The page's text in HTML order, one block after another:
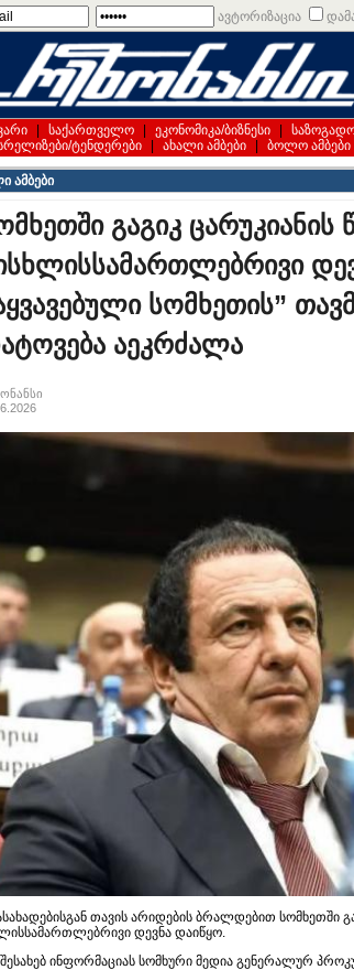
ავტორიზაცია
საქართველო ეკონომიკა/ბიზნესი
ტენდერები
ახალი ამბები ბოლო ამბები
ამბები
გაგიკ ცარუკიანის
სომხეთის”
აეკრძალა
თავის არიდების ბრალდებით სომხეთში
დევნა დაიწყო.
შესახებ ინფორმაციას სომხური მედია გენერალურ